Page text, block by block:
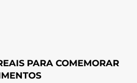
PARA COMEMORAR